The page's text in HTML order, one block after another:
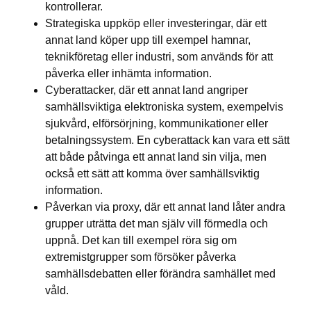
kontrollerar.
Strategiska uppköp eller investeringar, där ett
annat land köper upp till exempel hamnar,
teknikföretag eller industri, som används för att
påverka eller inhämta information.
Cyberattacker, där ett annat land angriper
samhällsviktiga elektroniska system, exempelvis
sjukvård, elförsörjning, kommunikationer eller
betalningssystem. En cyberattack kan vara ett sätt
att både påtvinga ett annat land sin vilja, men
också ett sätt att komma över samhällsviktig
information.
Påverkan via proxy, där ett annat land låter andra
grupper uträtta det man själv vill förmedla och
uppnå. Det kan till exempel röra sig om
extremistgrupper som försöker påverka
samhällsdebatten eller förändra samhället med
våld.